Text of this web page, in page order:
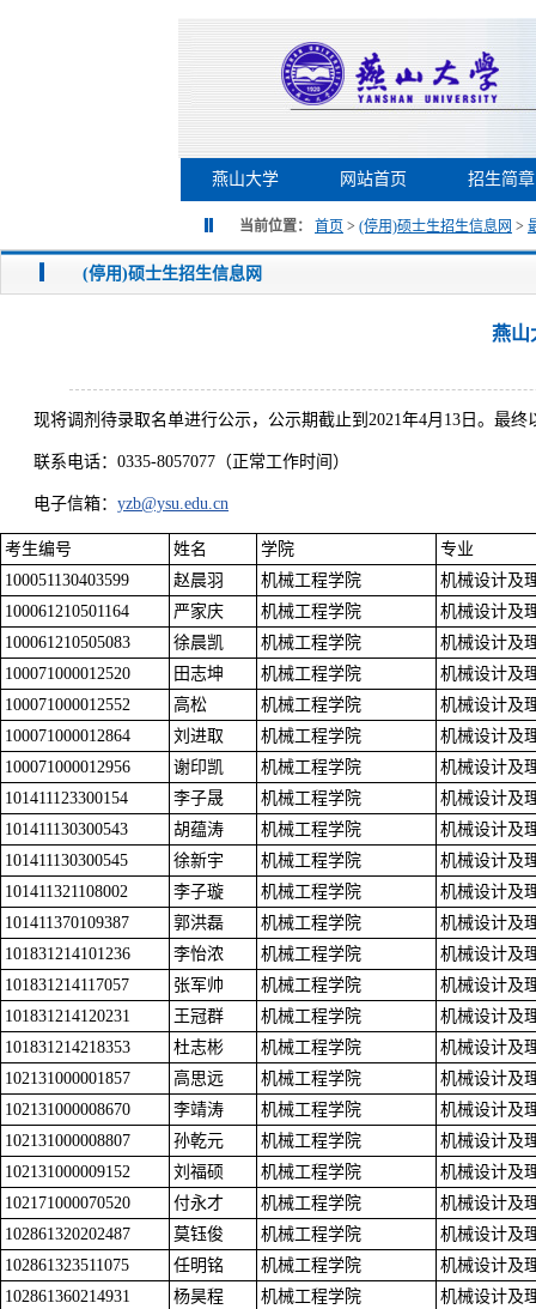
燕山大学 网站首页 招生简章
当前位置： 首页 > (停用)硕士生招生信息网 >
(停用)硕士生招生信息网
燕山
现将调剂待录取名单进行公示，公示期截止到2021年4月13日。最
联系电话：0335-8057077（正常工作时间）
电子信箱： yzb@ysu.edu.cn
考生编号 姓名 学院
专业
100051130403599
赵晨羽 机械工程学院
机械设计及
100061210501164
严家庆 机械工程学院
机械设计及
100061210505083
徐晨凯 机械工程学院
机械设计及
100071000012520
田志坤 机械工程学院
机械设计及
100071000012552
高松 机械工程学院
机械设计及
100071000012864
刘进取 机械工程学院
机械设计及
100071000012956
谢印凯 机械工程学院
机械设计及
101411123300154
李子晟 机械工程学院
机械设计及
101411130300543
胡蕴涛 机械工程学院
机械设计及
101411130300545
徐新宇 机械工程学院
机械设计及
101411321108002
李子璇 机械工程学院
机械设计及
101411370109387
郭洪磊 机械工程学院
机械设计及
101831214101236
李怡浓 机械工程学院
机械设计及
101831214117057
张军帅 机械工程学院
机械设计及
101831214120231
王冠群 机械工程学院
机械设计及
101831214218353
杜志彬 机械工程学院
机械设计及
102131000001857
高思远 机械工程学院
机械设计及
102131000008670
李靖涛 机械工程学院
机械设计及
102131000008807
孙乾元 机械工程学院
机械设计及
102131000009152
刘福硕 机械工程学院
机械设计及
102171000070520
付永才 机械工程学院
机械设计及
102861320202487
莫钰俊 机械工程学院
机械设计及
102861323511075
任明铭 机械工程学院
机械设计及
102861360214931
杨昊程 机械工程学院
机械设计及